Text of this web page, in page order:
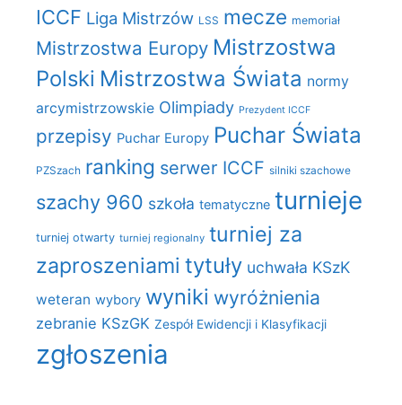
ICCF Liga Mistrzów LSS mecze memoriał
Mistrzostwa Europy Mistrzostwa
Polski Mistrzostwa Świata normy
arcymistrzowskie Olimpiady Prezydent ICCF
przepisy Puchar Europy Puchar Świata
PZSzach ranking serwer ICCF silniki szachowe
szachy 960 szkoła tematyczne turnieje
turniej otwarty turniej regionalny turniej za
zaproszeniami tytuły uchwała KSzK
weteran wybory wyniki wyróżnienia
zebranie KSzGK Zespół Ewidencji i Klasyfikacji
zgłoszenia